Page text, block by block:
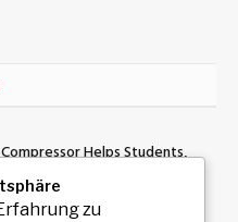
Helps Students,
Professionals Optimize Images
zu